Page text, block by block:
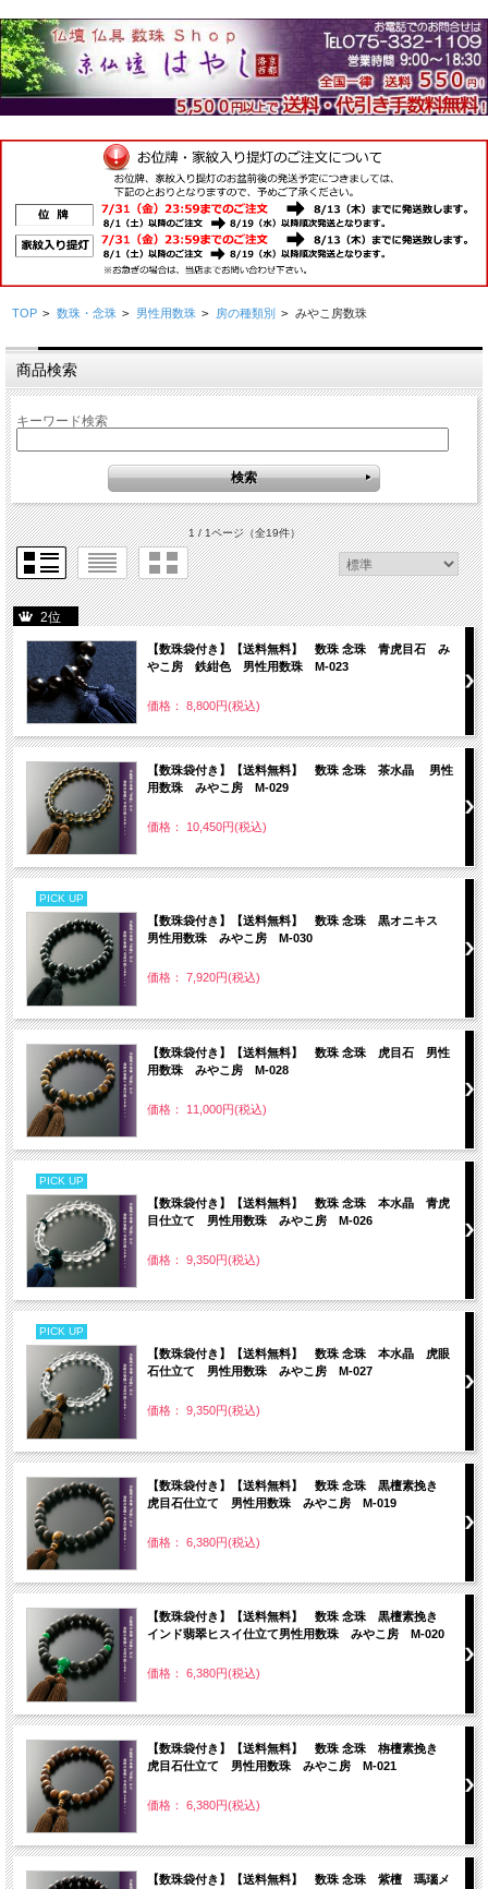
TOP > 数珠・念珠 > 男性用数珠 > 房の種類別 > みやこ房数珠
商品検索
キーワード検索
1 / 1ページ（全19件）
2位
【数珠袋付き】【送料無料】 数珠 念珠 青虎目石 み
やこ房 鉄紺色 男性用数珠 M-023
価格： 8,800円(税込)
【数珠袋付き】【送料無料】 数珠 念珠 茶水晶 男性
用数珠 みやこ房 M-029
価格： 10,450円(税込)
PICK UP
【数珠袋付き】【送料無料】 数珠 念珠 黒オニキス
男性用数珠 みやこ房 M-030
価格： 7,920円(税込)
【数珠袋付き】【送料無料】 数珠 念珠 虎目石 男性
用数珠 みやこ房 M-028
価格： 11,000円(税込)
PICK UP
【数珠袋付き】【送料無料】 数珠 念珠 本水晶 青虎
目仕立て 男性用数珠 みやこ房 M-026
価格： 9,350円(税込)
PICK UP
【数珠袋付き】【送料無料】 数珠 念珠 本水晶 虎眼
石仕立て 男性用数珠 みやこ房 M-027
価格： 9,350円(税込)
【数珠袋付き】【送料無料】 数珠 念珠 黒檀素挽き
虎目石仕立て 男性用数珠 みやこ房 M-019
価格： 6,380円(税込)
【数珠袋付き】【送料無料】 数珠 念珠 黒檀素挽き
インド翡翠ヒスイ仕立て男性用数珠 みやこ房 M-020
価格： 6,380円(税込)
【数珠袋付き】【送料無料】 数珠 念珠 栴檀素挽き
虎目石仕立て 男性用数珠 みやこ房 M-021
価格： 6,380円(税込)
【数珠袋付き】【送料無料】 数珠 念珠 紫檀 瑪瑙メ